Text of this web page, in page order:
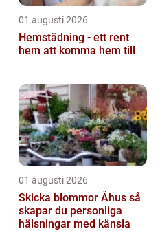
01 augusti 2026
Hemstädning - ett rent
hem att komma hem till
01 augusti 2026
Skicka blommor Åhus så
skapar du personliga
hälsningar med känsla